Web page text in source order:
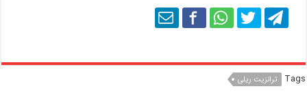
Tags ترانزیت ریلی